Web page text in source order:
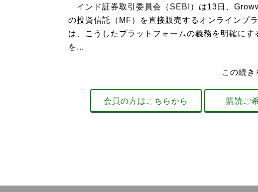
インド証券取引委員会（SEBI）は13日、
の投資信託（MF）を直接販売するオンラインプ
は、こうしたプラットフォームの義務を明確に
を...
この続き
会員の方はこちらから 購読ご